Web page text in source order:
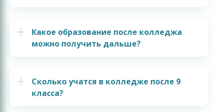
Какое образование после колледжа
можно получить дальше?
Сколько учатся в колледже после 9
класса?